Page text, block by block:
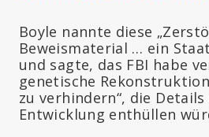
Boyle nannte diese
Beweismaterial … ein
und sagte, das FBI habe
genetische
zu verhindern“, die
Entwicklung enthüllen